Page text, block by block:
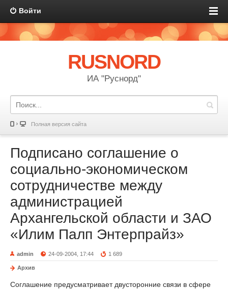
Войти
RUSNORD
ИА "Руснорд"
Полная версия сайта
Подписано соглашение о
социально-экономическом
сотрудничестве между
администрацией
Архангельской области и ЗАО
«Илим Палп Энтерпрайз»
admin 24-09-2004, 17:44 1 689
Архив
Соглашение предусматривает двусторонние связи в сфере